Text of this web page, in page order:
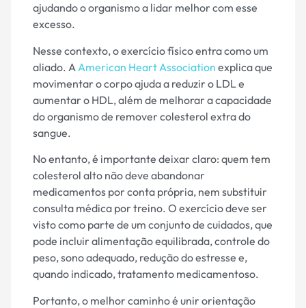
ajudando o organismo a lidar melhor com esse
excesso.
Nesse contexto, o exercício físico entra como um
aliado. A American Heart Association explica que
movimentar o corpo ajuda a reduzir o LDL e
aumentar o HDL, além de melhorar a capacidade
do organismo de remover colesterol extra do
sangue.
No entanto, é importante deixar claro: quem tem
colesterol alto não deve abandonar
medicamentos por conta própria, nem substituir
consulta médica por treino. O exercício deve ser
visto como parte de um conjunto de cuidados, que
pode incluir alimentação equilibrada, controle do
peso, sono adequado, redução do estresse e,
quando indicado, tratamento medicamentoso.
Portanto, o melhor caminho é unir orientação